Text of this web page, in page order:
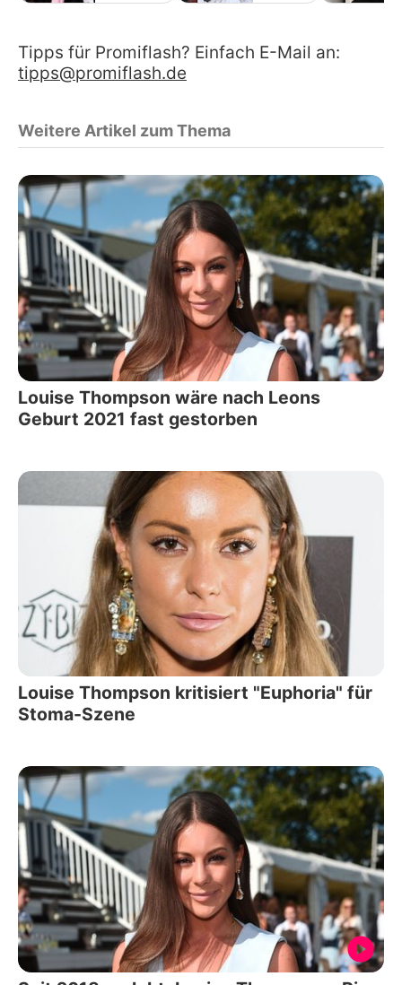
Tipps für Promiflash? Einfach E-Mail an:
tipps@promiflash.de
Weitere Artikel zum Thema
Louise Thompson wäre nach Leons
Geburt 2021 fast gestorben
Louise Thompson kritisiert "Euphoria" für
Stoma-Szene